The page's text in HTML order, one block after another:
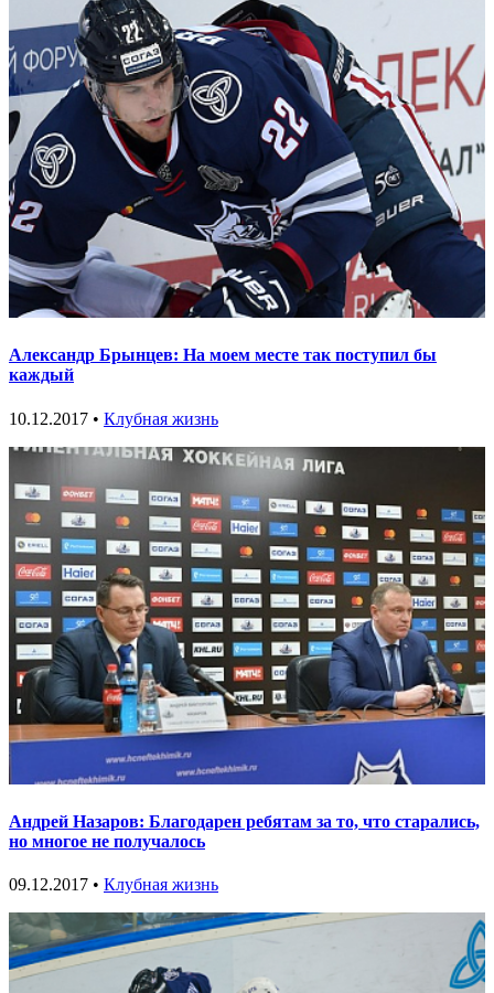
Александр Брынцев: На моем месте так поступил бы
каждый
10.12.2017 • Клубная жизнь
Андрей Назаров: Благодарен ребятам за то, что старались,
но многое не получалось
09.12.2017 • Клубная жизнь